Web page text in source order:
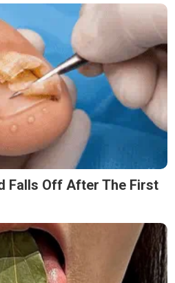
Falls Off After The First